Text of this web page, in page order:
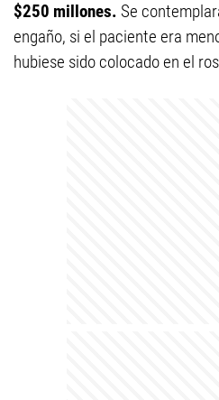
$250 millones. Se
engaño, si el paciente era
hubiese sido colocado en el